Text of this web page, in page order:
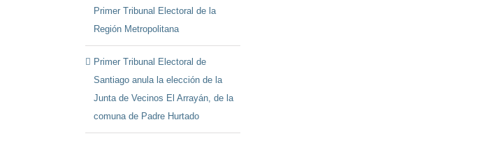
Primer Tribunal Electoral de la
Región Metropolitana
Primer Tribunal Electoral de
Santiago anula la elección de la
Junta de Vecinos El Arrayán, de la
comuna de Padre Hurtado